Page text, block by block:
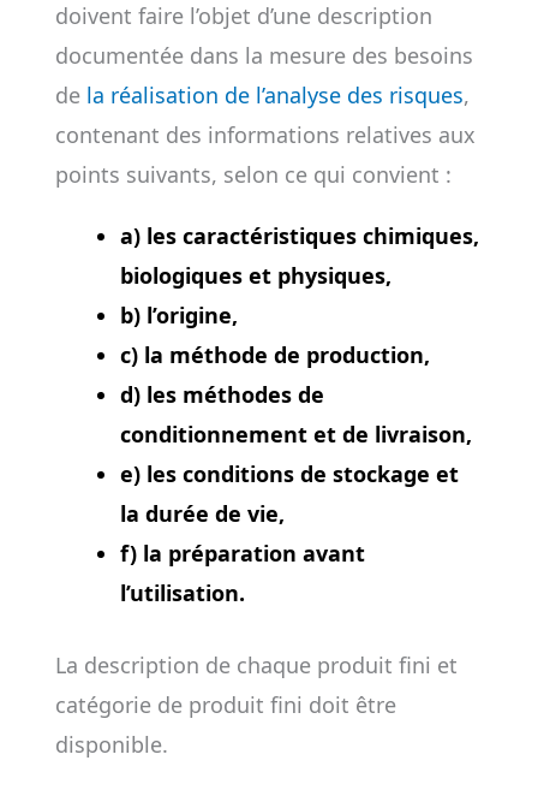
doivent faire l’objet d’une description
documentée dans la mesure des besoins
de la réalisation de l’analyse des risques,
contenant des informations relatives aux
points suivants, selon ce qui convient :
a) les caractéristiques chimiques,
biologiques et physiques,
b) l’origine,
c) la méthode de production,
d) les méthodes de
conditionnement et de livraison,
e) les conditions de stockage et
la durée de vie,
f) la préparation avant
l’utilisation.
La description de chaque produit fini et
catégorie de produit fini doit être
disponible.